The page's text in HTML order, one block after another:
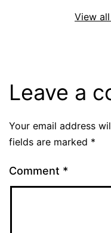
View
Leave a
Your email address
fields are marked *
Comment *